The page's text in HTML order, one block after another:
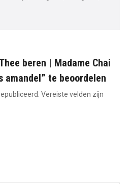
beren | Madame Chai
amandel” te beoordelen
Vereiste velden zijn